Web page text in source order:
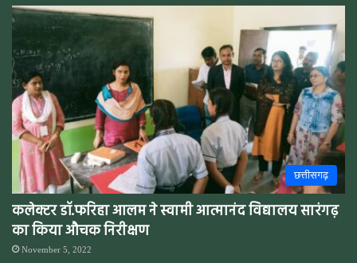
छत्तीसगढ़
कलेक्टर डॉ.फरिहा आलम ने स्वामी आत्मानंद विद्यालय सारंगढ़
का किया औचक निरीक्षण
November 5, 2022